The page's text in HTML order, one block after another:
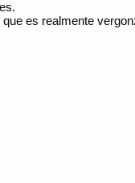
es realmente